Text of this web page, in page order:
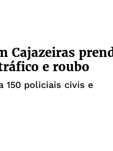
Cajazeiras
e roubo
150 policiais civis e